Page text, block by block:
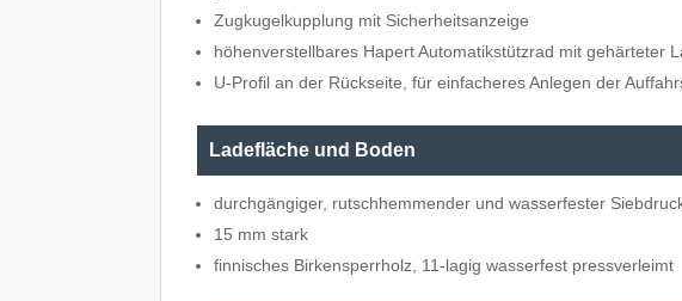
Zugkugelkupplung mit Sicherheitsanzeige
höhenverstellbares Hapert Automatikstützrad mit gehärteter
U-Profil an der Rückseite, für einfacheres Anlegen der
Ladefläche und Boden
durchgängiger, rutschhemmender und wasserfester
15 mm stark
finnisches Birkensperrholz, 11-lagig wasserfest pressverleimt